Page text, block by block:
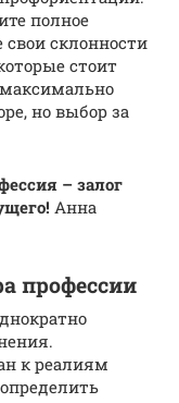
полное
склонности
стоит
но выбор за
– залог
Анна
профессии
к реалиям